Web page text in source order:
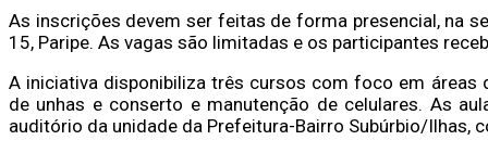
As inscrições devem ser feitas de forma presencial, na
15, Paripe. As vagas são limitadas e os participantes
A iniciativa disponibiliza três cursos com foco em áreas
de unhas e conserto e manutenção de celulares. As
auditório da unidade da Prefeitura-Bairro Subúrbio/Ilhas,